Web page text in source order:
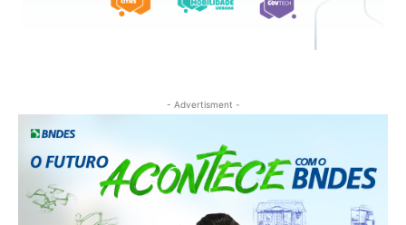
- Advertisment -